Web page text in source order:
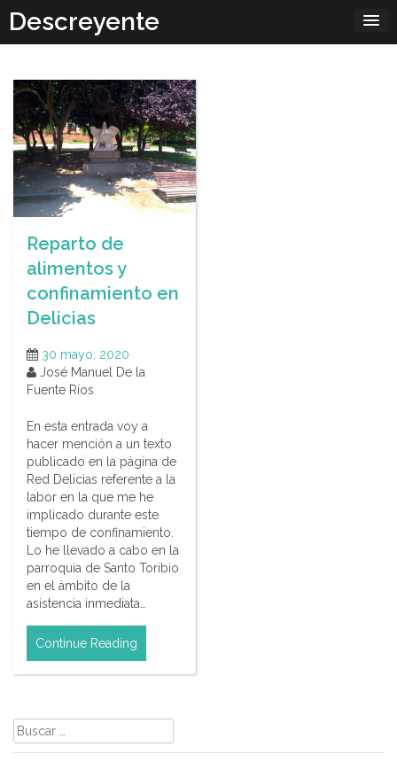
content
Descreyente
Reparto de
alimentos y
confinamiento en
Delicias
30 mayo, 2020
José Manuel De la
Fuente Ríos
En esta entrada voy a
hacer mención a un texto
publicado en la página de
Red Delicias referente a la
labor en la que me he
implicado durante este
tiempo de confinamiento.
Lo he llevado a cabo en la
parroquia de Santo Toribio
en el ámbito de la
asistencia inmediata…
Continue Reading
Buscar: